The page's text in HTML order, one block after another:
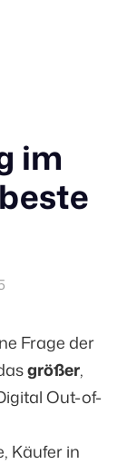
im
Frage der
größer,
Out-of-
Käufer in